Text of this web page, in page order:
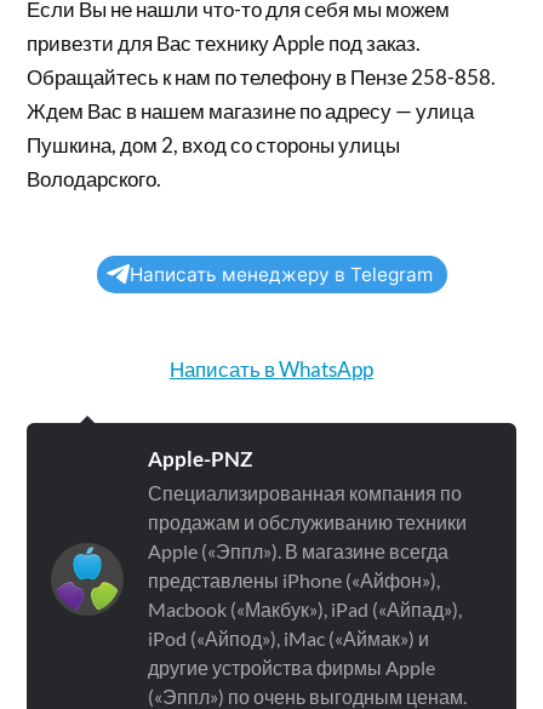
Если Вы не нашли что-то для себя мы можем
привезти для Вас технику Apple под заказ.
Обращайтесь к нам по телефону в Пензе 258-858.
Ждем Вас в нашем магазине по адресу — улица
Пушкина, дом 2, вход со стороны улицы
Володарского.
Написать менеджеру в Telegram
Написать в WhatsApp
Apple-PNZ
Специализированная компания по
продажам и обслуживанию техники
Apple («Эппл»). В магазине всегда
представлены iPhone («Айфон»),
Macbook («Макбук»), iPad («Айпад»),
iPod («Айпод»), iMac («Аймак») и
другие устройства фирмы Apple
(«Эппл») по очень выгодным ценам.